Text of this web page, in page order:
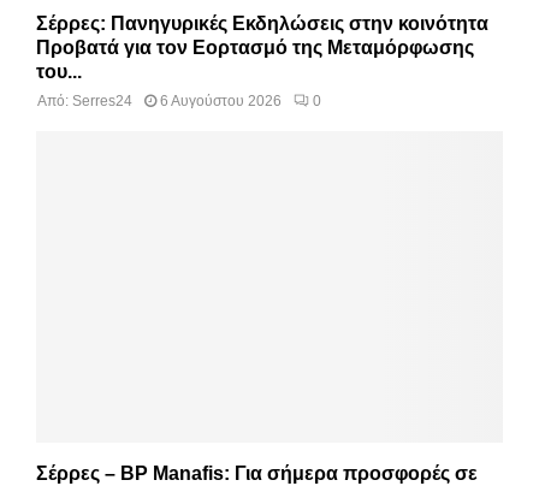
Σέρρες: Πανηγυρικές Εκδηλώσεις στην κοινότητα
Προβατά για τον Εορτασμό της Μεταμόρφωσης
του...
Από: Serres24 6 Αυγούστου 2026 0
Σέρρες – BP Manafis: Για σήμερα προσφορές σε